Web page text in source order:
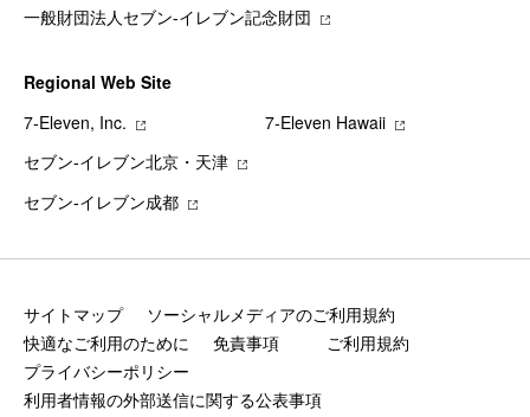
一般財団法人セブン-イレブン記念財団
Regional Web Site
7‐Eleven, Inc.
7‐Eleven Hawaii
セブン‐イレブン北京・天津
セブン‐イレブン成都
サイトマップ
ソーシャルメディアのご利用規約
快適なご利用のために
免責事項
ご利用規約
プライバシーポリシー
利用者情報の外部送信に関する公表事項